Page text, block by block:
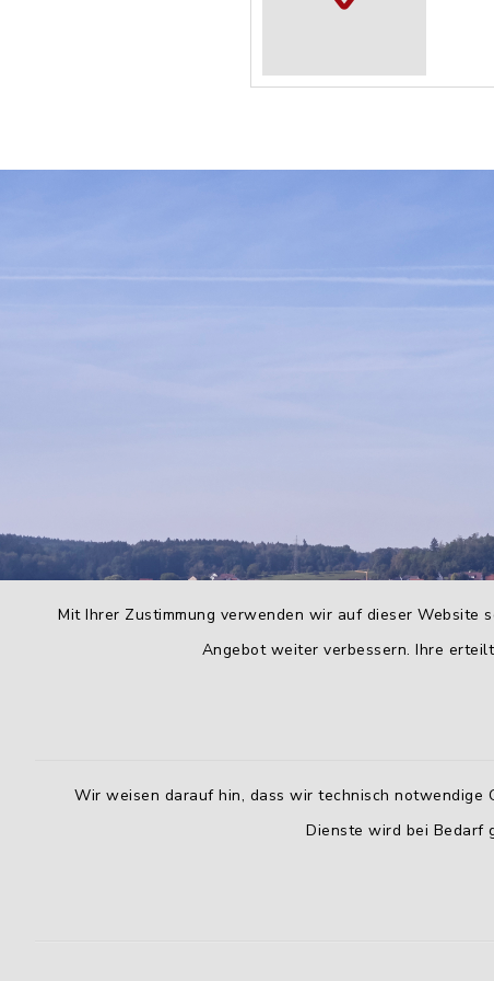
Mit Ihrer Zustimmung verwenden wir auf dieser Website
Angebot weiter verbessern. Ihre
Wir weisen darauf hin, dass wir technisch notwendige
Dienste wird bei Bedarf